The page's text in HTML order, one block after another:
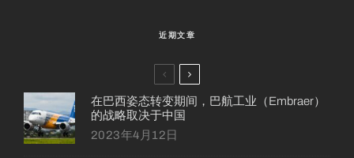
近期文章
在巴西姿态转变期间，巴航工业（Embraer）
的战略取决于中国
2023年4月12日